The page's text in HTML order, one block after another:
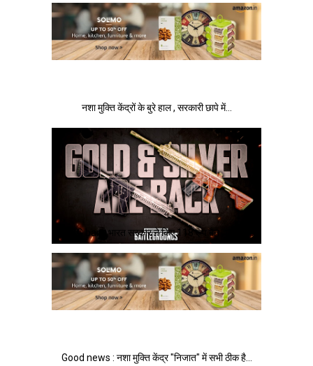
नशा मुक्ति केंद्रों के बुरे हाल , सरकारी छापे में…
PUBG ban : भारत सरकार ने किए 118 एप्प बैन , पढे पूरी…
Good news : नशा मुक्ति केंद्र "निजात" में सभी ठीक है…